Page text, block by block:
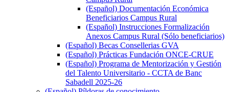
(Español) Documentación Económica
Beneficiarios Campus Rural
(Español) Instrucciones Formalización
Anexos Campus Rural (Sólo beneficiarios)
(Español) Becas Consellerias GVA
(Español) Prácticas Fundación ONCE-CRUE
(Español) Programa de Mentorización y Gestión
del Talento Universitario - CCTA de Banc
Sabadell 2025-26